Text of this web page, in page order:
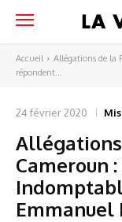
Accueil
Allégations de la
répondent...
24 février 2020
Cameroun
Emmanuel